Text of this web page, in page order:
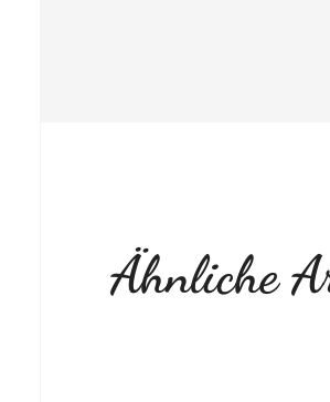
Ähnliche